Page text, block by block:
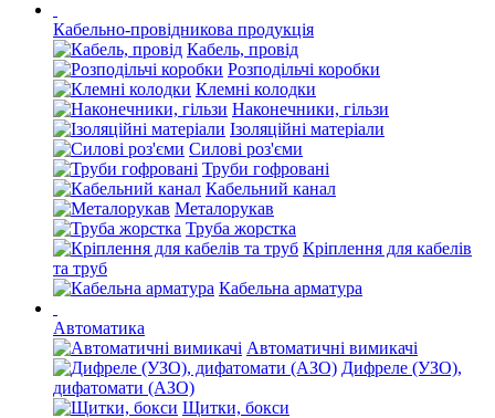
Кабельно-провідникова продукція
Кабель, провід
Розподільчі коробки
Клемні колодки
Наконечники, гільзи
Ізоляційні матеріали
Силові роз'єми
Труби гофровані
Кабельний канал
Металорукав
Труба жорстка
Кріплення для кабелів
та труб
Кабельна арматура
Автоматика
Автоматичні вимикачі
Дифреле (УЗО),
дифатомати (АЗО)
Щитки, бокси